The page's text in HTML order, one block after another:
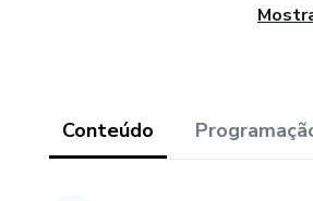
-
do
Conteúdo